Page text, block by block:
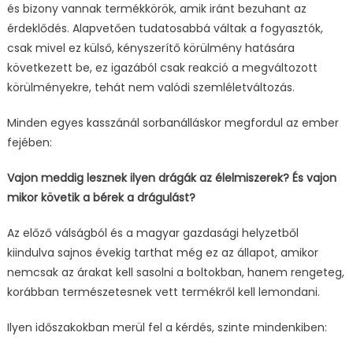
és bizony vannak termékkörök, amik iránt bezuhant az
érdeklődés. Alapvetően tudatosabbá váltak a fogyasztók,
csak mivel ez külső, kényszerítő körülmény hatására
következett be, ez igazából csak reakció a megváltozott
körülményekre, tehát nem valódi szemléletváltozás.
Minden egyes kasszánál sorbanálláskor megfordul az ember
fejében:
Vajon meddig lesznek ilyen drágák az élelmiszerek? És vajon
mikor követik a bérek a drágulást?
Az előző válságból és a magyar gazdasági helyzetből
kiindulva sajnos évekig tarthat még ez az állapot, amikor
nemcsak az árakat kell sasolni a boltokban, hanem rengeteg,
korábban természetesnek vett termékről kell lemondani.
Ilyen időszakokban merül fel a kérdés, szinte mindenkiben: